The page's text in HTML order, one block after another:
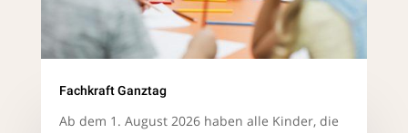
Fachkraft Ganztag
Ab dem 1. August 2026 haben alle Kinder, die